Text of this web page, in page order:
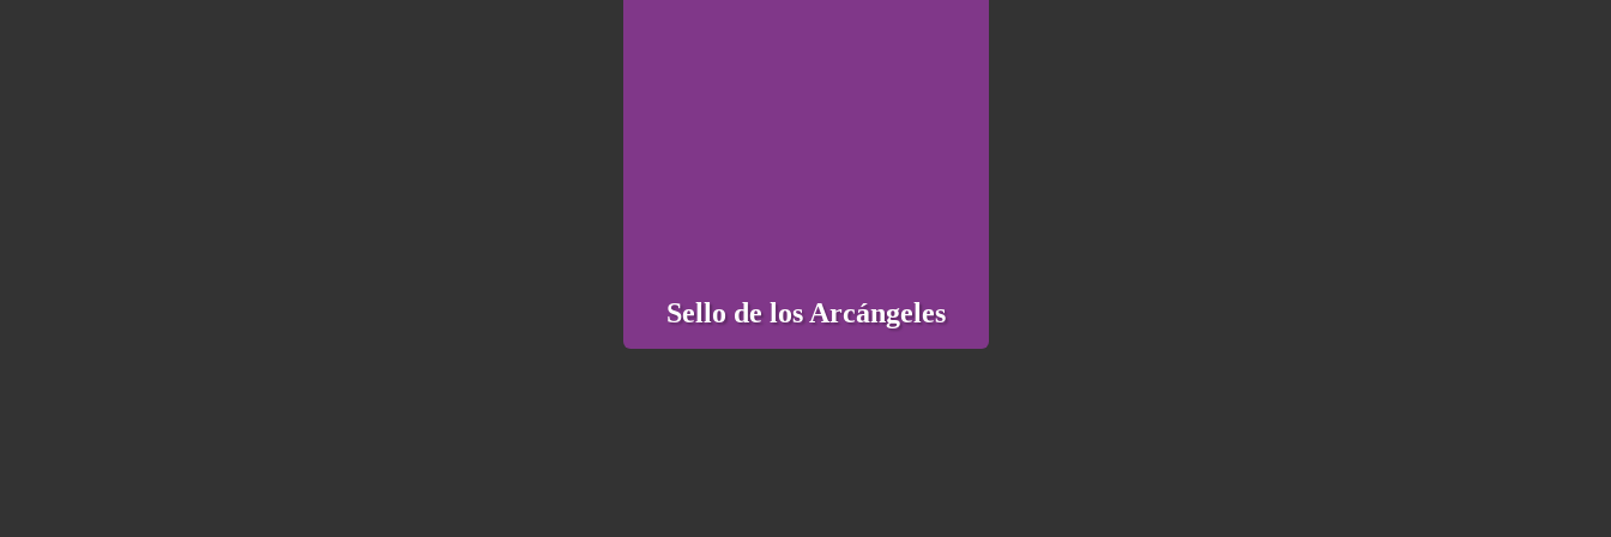
Sello de los Arcángeles